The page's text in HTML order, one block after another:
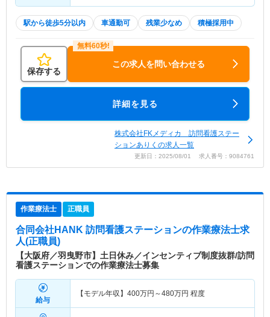
駅から徒歩5分以内 車通勤可 残業少なめ 積極採用中
保存する
この求人を問い合わせる
詳細を見る
株式会社FKメディカ 訪問看護ステー
ションありくの求人一覧
更新日：2025/08/01 求人番号：9084761
作業療法士 正職員
合同会社HANK 訪問看護ステーションの作業療法士求
人(正職員)
【大阪府／羽曳野市】土日休み／インセンティブ制度抜群/訪問
看護ステーションでの作業療法士募集
給与
【モデル年収】 400万円～480万円 程度